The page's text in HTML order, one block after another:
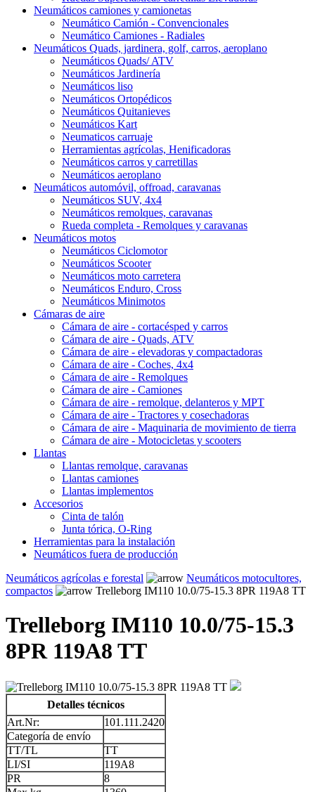
Neumáticos camiones y camionetas
Neumático Camión - Convencionales
Neumático Camiones - Radiales
Neumáticos Quads, jardinera, golf, carros, aeroplano
Neumáticos Quads/ ATV
Neumáticos Jardinería
Neumáticos liso
Neumáticos Ortopédicos
Neumáticos Quitanieves
Neumáticos Kart
Neumaticos carruaje
Herramientas agrícolas, Henificadoras
Neumáticos carros y carretillas
Neumáticos aeroplano
Neumáticos automóvil, offroad, caravanas
Neumáticos SUV, 4x4
Neumáticos remolques, caravanas
Rueda completa - Remolques y caravanas
Neumáticos motos
Neumáticos Ciclomotor
Neumáticos Scooter
Neumáticos moto carretera
Neumáticos Enduro, Cross
Neumáticos Minimotos
Cámaras de aire
Cámara de aire - cortacésped y carros
Cámara de aire - Quads, ATV
Cámara de aire - elevadoras y compactadoras
Cámara de aire - Coches, 4x4
Cámara de aire - Remolques
Cámara de aire - Camiones
Cámara de aire - remolque, delanteros y MPT
Cámara de aire - Tractores y cosechadoras
Cámara de aire - Maquinaria de movimiento de tierra
Cámara de aire - Motocicletas y scooters
Llantas
Llantas remolque, caravanas
Llantas camiones
Llantas implementos
Accesorios
Cinta de talón
Junta tórica, O-Ring
Herramientas para la instalación
Neumáticos fuera de producción
Neumáticos agrícolas e forestal
Neumáticos motocultores,
compactos
Trelleborg IM110 10.0/75-15.3 8PR 119A8 TT
Trelleborg IM110 10.0/75-15.3
8PR 119A8 TT
Detalles técnicos
Art.Nr:
101.111.2420
Categoría de envío
TT/TL
TT
LI/SI
119A8
PR
8